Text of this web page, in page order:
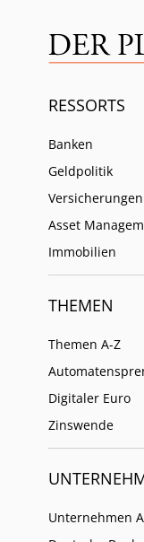
RESSORTS
Banken
Geldpolitik
Versicherungen
Asset
Immobilien
THEMEN
Themen A-Z
Digitaler Euro
Zinswende
Unternehmen